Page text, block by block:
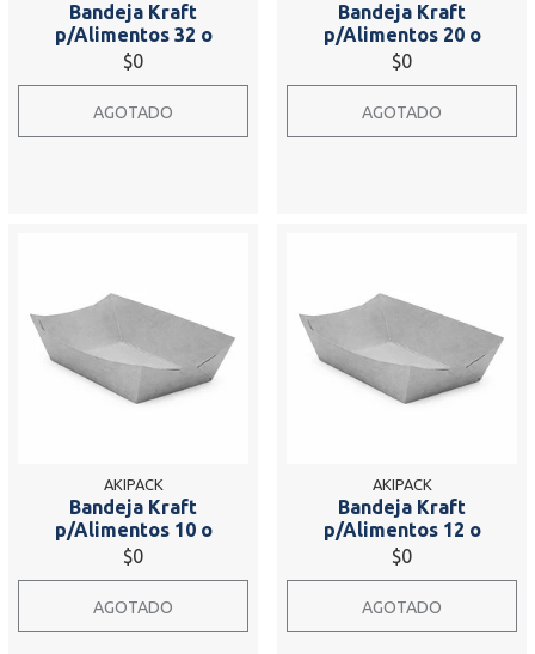
Bandeja Kraft
p/Alimentos 32 o
$0
AGOTADO
Bandeja Kraft
p/Alimentos 20 o
$0
AGOTADO
AKIPACK
Bandeja Kraft
p/Alimentos 10 o
$0
AGOTADO
AKIPACK
Bandeja Kraft
p/Alimentos 12 o
$0
AGOTADO